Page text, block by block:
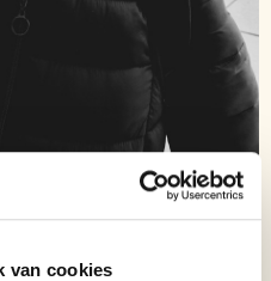
van cookies